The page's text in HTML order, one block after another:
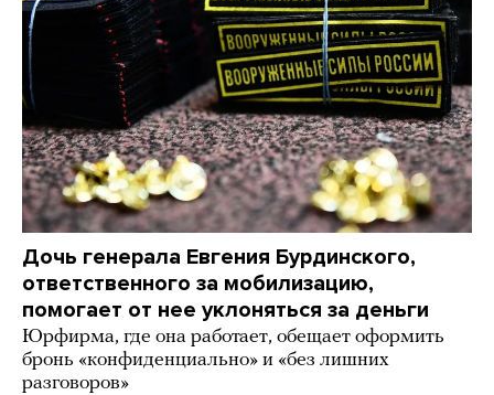
Дочь генерала Евгения Бурдинского,
ответственного за мобилизацию,
помогает от нее уклоняться за деньги
Юрфирма, где она работает, обещает оформить
бронь «конфиденциально» и «без лишних
разговоров»